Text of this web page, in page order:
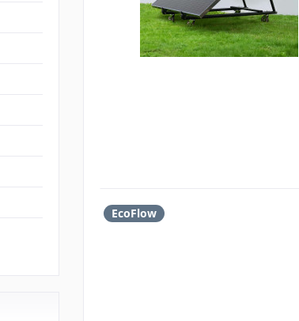
EcoFlow